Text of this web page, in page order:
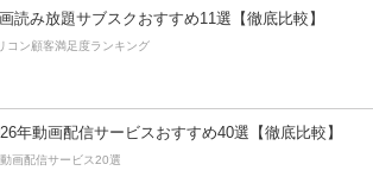
読み放題サブスクおすすめ11選【徹底比較】
コン顧客満足度ランキング
年動画配信サービスおすすめ40選【徹底比較】
画配信サービス20選